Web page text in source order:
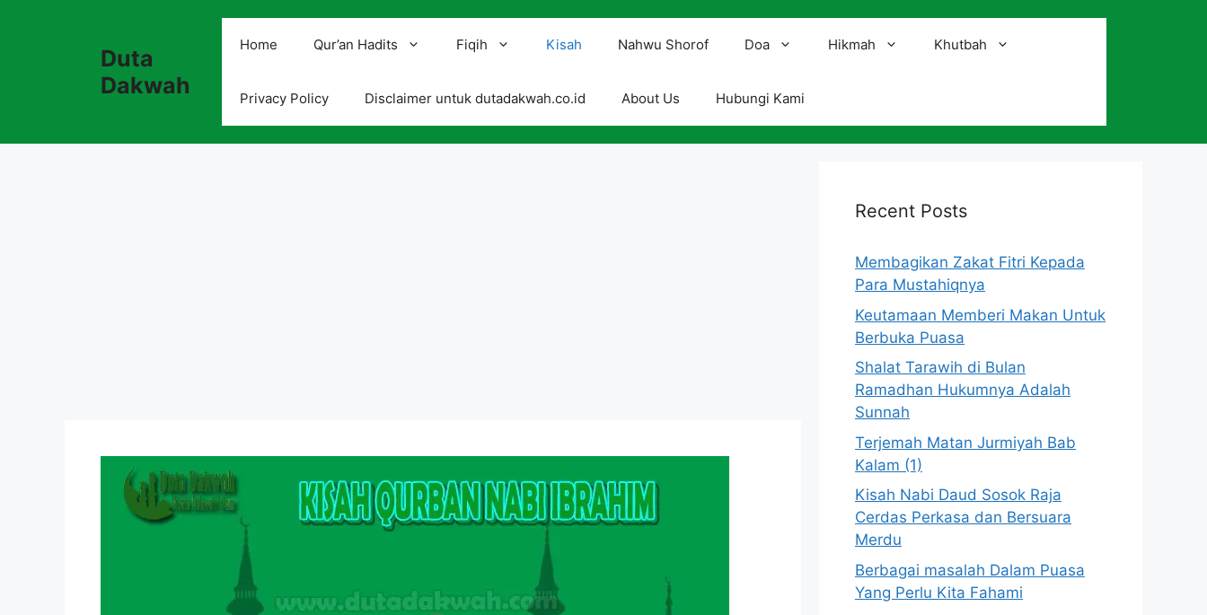
Duta
Dakwah
Home Qur’an Hadits Fiqih Kisah Nahwu Shorof Doa Hikmah Khutbah
Privacy Policy Disclaimer untuk dutadakwah.co.id About Us Hubungi Kami
Recent Posts
Membagikan Zakat Fitri Kepada
Para Mustahiqnya
Keutamaan Memberi Makan Untuk
Berbuka Puasa
Shalat Tarawih di Bulan
Ramadhan Hukumnya Adalah
Sunnah
Terjemah Matan Jurmiyah Bab
Kalam (1)
Kisah Nabi Daud Sosok Raja
Cerdas Perkasa dan Bersuara
Merdu
Berbagai masalah Dalam Puasa
Yang Perlu Kita Fahami